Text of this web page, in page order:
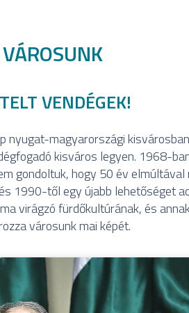
VÁROSUNK
VENDÉGEK!
nyugat-magyarországi
kisváros legyen. 1968-
gondoltuk, hogy 50 év
1990-től egy újabb lehetőséget
virágzó fürdőkultúrának, és
városunk mai képét.